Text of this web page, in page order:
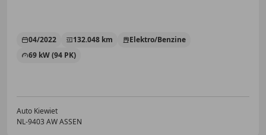
04/2022 132.048 km
Elektro/Benzine
69 kW (94 PK)
Auto Kiewiet
NL-9403 AW ASSEN